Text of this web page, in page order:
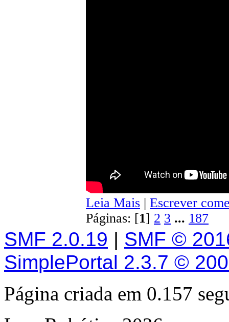
Leia Mais | Escrever
Páginas: [1] 2 3 ... 187
SMF 2.0.19 | SMF ©
SimplePortal 2.3.7 ©
Página criada em 0.157